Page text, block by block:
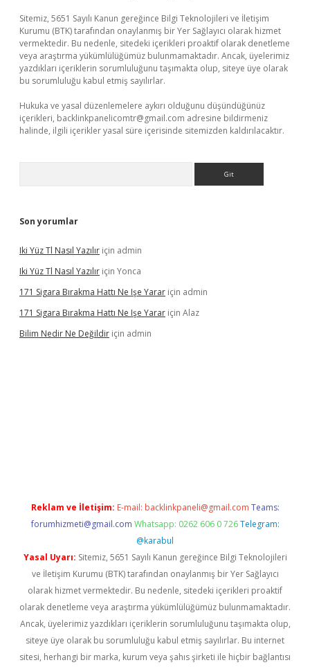
Sitemiz, 5651 Sayılı Kanun gereğince Bilgi Teknolojileri ve İletişim
Kurumu (BTK) tarafından onaylanmış bir Yer Sağlayıcı olarak hizmet
vermektedir. Bu nedenle, sitedeki içerikleri proaktif olarak denetleme
veya araştırma yükümlülüğümüz bulunmamaktadır. Ancak, üyelerimiz
yazdıkları içeriklerin sorumluluğunu taşımakta olup, siteye üye olarak
bu sorumluluğu kabul etmiş sayılırlar.
Hukuka ve yasal düzenlemelere aykırı olduğunu düşündüğünüz
içerikleri, backlinkpanelicomtr@gmail.com adresine bildirmeniz
halinde, ilgili içerikler yasal süre içerisinde sitemizden kaldırılacaktır.
Son yorumlar
Iki Yüz Tl Nasıl Yazılır için admin
Iki Yüz Tl Nasıl Yazılır için Yonca
171 Sigara Bırakma Hattı Ne Işe Yarar için admin
171 Sigara Bırakma Hattı Ne Işe Yarar için Alaz
Bilim Nedir Ne Değildir için admin
Reklam ve İletişim: E-mail: backlinkpaneli@gmail.com Teams:
forumhizmeti@gmail.com Whatsapp: 0262 606 0 726 Telegram:
@karabul
Yasal Uyarı: Sitemiz, 5651 Sayılı Kanun gereğince Bilgi Teknolojileri
ve İletişim Kurumu (BTK) tarafından onaylanmış bir Yer Sağlayıcı
olarak hizmet vermektedir. Bu nedenle, sitedeki içerikleri proaktif
olarak denetleme veya araştırma yükümlülüğümüz bulunmamaktadır.
Ancak, üyelerimiz yazdıkları içeriklerin sorumluluğunu taşımakta olup,
siteye üye olarak bu sorumluluğu kabul etmiş sayılırlar. Bu internet
sitesi, herhangi bir marka, kurum veya şahıs şirketi ile hiçbir bağlantısı